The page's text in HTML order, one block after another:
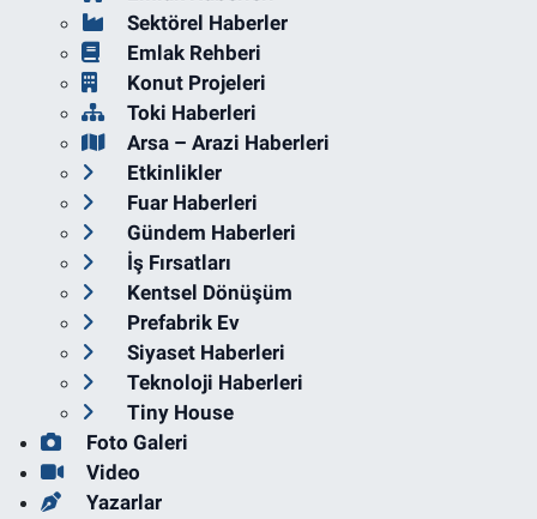
Sektörel Haberler
Emlak Rehberi
Konut Projeleri
Toki Haberleri
Arsa – Arazi Haberleri
Etkinlikler
Fuar Haberleri
Gündem Haberleri
İş Fırsatları
Kentsel Dönüşüm
Prefabrik Ev
Siyaset Haberleri
Teknoloji Haberleri
Tiny House
Foto Galeri
Video
Yazarlar